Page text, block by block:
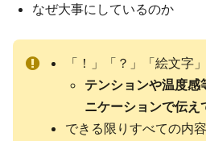
なぜ大事にしているのか
「！」「？」「絵文字
テンションや温度感
ニケーションで伝え
できる限りすべての内